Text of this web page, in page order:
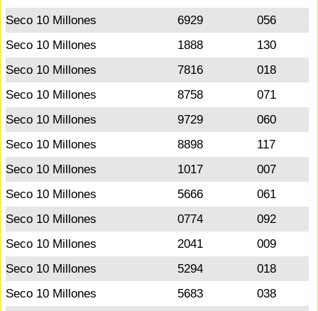
Seco 10 Millones
6929
056
Seco 10 Millones
1888
130
Seco 10 Millones
7816
018
Seco 10 Millones
8758
071
Seco 10 Millones
9729
060
Seco 10 Millones
8898
117
Seco 10 Millones
1017
007
Seco 10 Millones
5666
061
Seco 10 Millones
0774
092
Seco 10 Millones
2041
009
Seco 10 Millones
5294
018
Seco 10 Millones
5683
038